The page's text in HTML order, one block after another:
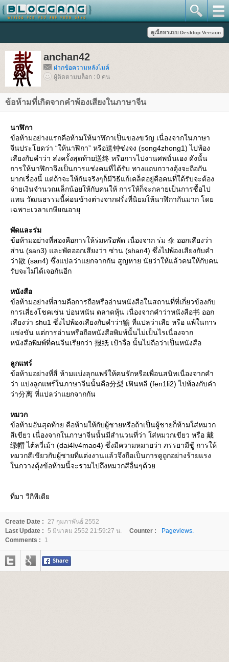
anchan42
ฝากข้อความหลังไมค์
ผู้ติดตามบล็อก : 0 คน
ข้อห้ามที่เกิดจากคำพ้องเสียงในภาษาจีน
นาฬิกา
ข้อห้ามอย่างแรกคือห้ามให้นาฬิกาเป็นของขวัญ เนื่องจากในภาษา
จีนประโยดว่า “ให้นาฬิกา” หรือ送钟ซ่งจง (song4zhong1) ไปพ้อง
เสียงกับคำว่า ส่งครั้งสุดท้าย送终 หรือการไปงานศพนั่นเอง ดังนั้น
การให้นาฬิกาจึงเป็นการแช่งคนที่ได้รับ ทางแถบกวางตุ้งจะถือกัน
มากเรื่องนี้ แต่ถ้าจะให้กันจริงๆก็มีวิธีแก้เคล็ดอยู่คือคนที่ใด้รับจะต้อง
จ่ายเงินจำนวณเล็กน้อยให้กับคนให้ การให้ก็จะกลายเป็นการซื้อไป
ทน วัฒนธรรมนี้ค่อนข้างต่างจากฝรั่งที่นิยมให้นาฬิกากันมาก โด
เฉพาะเวลาเกษียณอายุ
พัดและร่ม
ข้อห้ามอย่างที่สองคือการให้ร่มหรือพัด เนื่องจาก ร่ม 伞 ออกเสียงว่า
ส่าน (san3) และพัดออกเสียงว่า ซ่าน (shan4) ซึ่งไปพ้องเสียงกับคำ
ว่า散 (san4) ซึ่งแปลว่าแยกจากกัน สูญหาย นัยว่าให้แล้วคนให้กับคน
รับจะไม่ได้เจอกันอีก
หนังสือ
ข้อห้ามอย่างที่สามคือการถือหรืออ่านหนังสือในสถานที่ที่เกี่ยวข้องกับ
การเสี่ยงโชคเช่น บ่อนพนัน ตลาดหุ้น เนื่องจากคำว่าหนังสือ书 ออก
เสียงว่า shu1 ซึ่งไปพ้องเสียงกับคำว่า输 ที่แปลว่าเสีย หรือ แพ้ในการ
ข่งขัน แต่การอ่านหรือถือหนังสือพิมพ์นั้นไม่เป็นไรเนื่องจาก
หนังสือพิมพ์ที่คนจีนเรียกว่า 报纸 เป้าจื่อ นั้นไม่ถือว่าเป็นหนังสือ
ลูกแพร์
ข้อห้ามอย่างที่สี่ ห้ามแบ่งลุกแพร์ให้คนรักหรือเพื่อนสนิทเนื่องจากคำ
ว่า แบ่งลูกแพร์ในภาษาจีนนั้นคือ分梨 เฟินหลี (fen1li2) ไปพ้องกับคำ
ว่า分离 ที่แปลว่าแยกจากกัน
หมวก
ข้อห้ามอันสุดท้าย คือห้ามให้กับผู้ชายหรือถ้าเป็นผู้ชายก็ห้ามใส่หมวก
สีเขียว เนื่องจากในภาษาจีนนั้นมีสำนวนที่ว่า ใส่หมวกเขียว หรือ 戴
绿帽 ไต้ลวี่เม้า (dai4lv4mao4) ซึ่งมีความหมายว่า ภรรยามีชู้ การให้
หมวกสีเขียวกับผู้ชายที่แต่งงานแล้วจึงถือเป็นการดูถูกอย่างร้ายแรง
นกวางตุ้งข้อห้ามนี้จะรวมไปถึงหมวกสีอื่นๆด้ว
ที่มา วีกีพีเดี
Create Date : 27 กุมภาพันธ์ 2552
Last Update : 5 มีนาคม 2552 21:59:27 น. Counter :
Pageviews.
Comments :
1